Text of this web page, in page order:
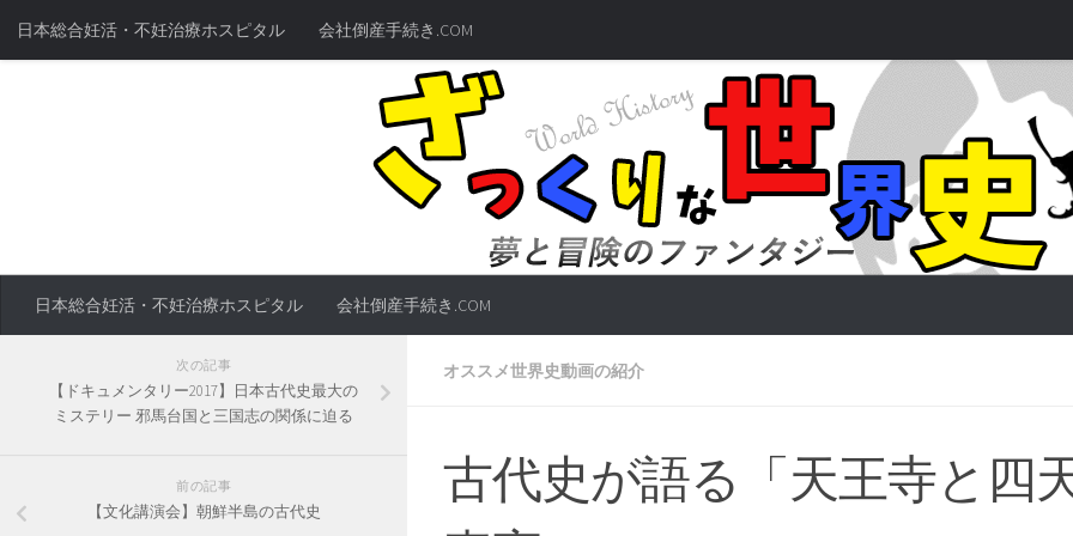
日本総合妊活・不妊治療ホスピタル 会社倒産手続き.COM
日本総合妊活・不妊治療ホスピタル 会社倒産手続き.COM
オススメ世界史動画の紹介
古代史が語る「天王寺と四
次の記事
【ドキュメンタリー2017】日本古代史最大の
ミステリー 邪馬台国と三国志の関係に迫る
前の記事
【文化講演会】朝鮮半島の古代史